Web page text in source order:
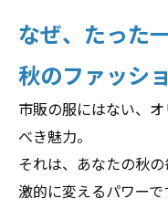
なぜ、たった
秋のファッシ
市販の服にはない、
べき魅力。
それは、あなたの秋
激的に変えるパワーで